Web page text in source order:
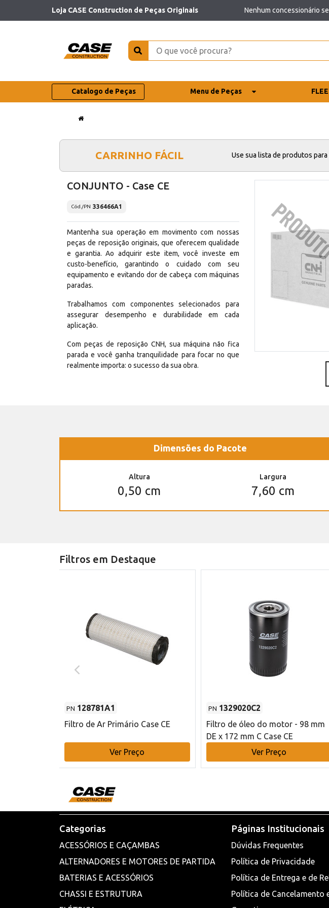
Loja CASE Construction de Peças Originais Nenhum concessionário
Catalogo de Peças Menu de Peças
CARRINHO FÁCIL Use sua lista de produtos
CONJUNTO - Case CE
Cód./PN 336466A1
Mantenha sua operação em movimento com nossas
peças de reposição originais, que oferecem qualidade
e garantia. Ao adquirir este item, você investe em
custo-benefício, garantindo o cuidado com seu
equipamento e evitando dor de cabeça com máquinas
paradas.
Trabalhamos com componentes selecionados para
assegurar desempenho e durabilidade em cada
aplicação.
Com peças de reposição CNH, sua máquina não fica
parada e você ganha tranquilidade para focar no que
realmente importa: o sucesso da sua obra.
Dimensões do Pacote
Altura
0,50 cm
Largura
7,60 cm
Filtros em Destaque
PN 128781A1
Filtro de Ar Primário Case CE
Ver Preço
PN 1329020C2
Filtro de óleo do motor - 98 mm
DE x 172 mm C Case CE
Ver Preço
Categorias
ACESSÓRIOS E CAÇAMBAS
ALTERNADORES E MOTORES DE PARTIDA
BATERIAS E ACESSÓRIOS
CHASSI E ESTRUTURA
Páginas Institucionais
Dúvidas Frequentes
Política de Privacidade
Política de Entrega e de
Política de Cancelamento